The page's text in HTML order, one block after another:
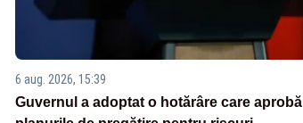
6 aug. 2026, 15:39
Guvernul a adoptat o hotărâre care aprobă